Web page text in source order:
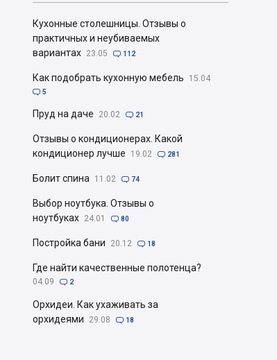
Кухонные столешницы. Отзывы о
практичных и неубиваемых
вариантах 23.05  112
Как подобрать кухонную мебель 15.04
 5
Пруд на даче 20.02  21
Отзывы о кондиционерах. Какой
кондиционер лучше
19.02  281
Болит спина 11.02  74
Выбор ноутбука. Отзывы о
ноутбуках 24.01  80
Постройка бани 20.12  18
Где найти качественные полотенца?
04.09  2
Орхидеи. Как ухаживать за
орхидеями
29.08  18